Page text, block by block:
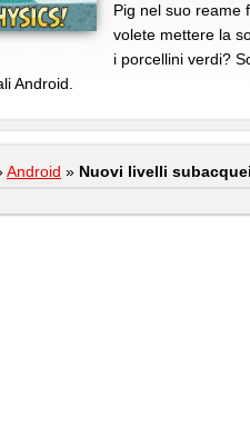
Pig nel suo reame
volete mettere la
i porcellini verdi?
Android.
Android » Nuovi livelli